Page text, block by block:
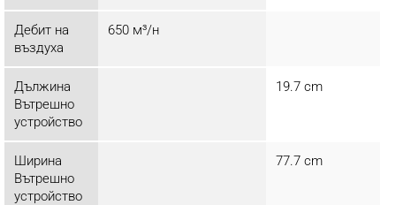
Дебит на
въздуха
650 м³/н
Дължина
Вътрешно
устройство
19.7 cm
Ширина
Вътрешно
устройство
77.7 cm